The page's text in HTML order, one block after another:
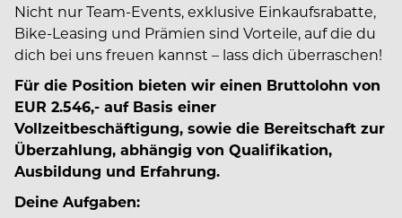
Nicht nur Team-Events, exklusive Einkaufsrabatte,
Bike-Leasing und Prämien sind Vorteile, auf die du
dich bei uns freuen kannst – lass dich überraschen!
Für die Position bieten wir einen Bruttolohn von
EUR 2.546,- auf Basis einer
Vollzeitbeschäftigung, sowie die Bereitschaft zur
Überzahlung, abhängig von Qualifikation,
Ausbildung und Erfahrung.
Deine Aufgaben: